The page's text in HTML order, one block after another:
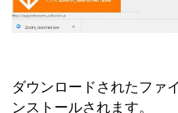
ダウンロードされたファ
ンストールされます。